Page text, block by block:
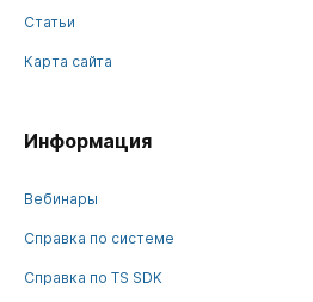
Статьи
Карта сайта
Информация
Вебинары
Справка по системе
Справка по TS SDK